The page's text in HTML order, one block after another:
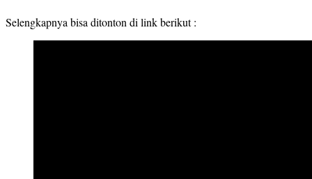
Selengkapnya bisa ditonton di link berikut :